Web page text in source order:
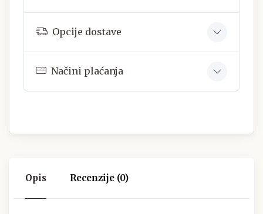
Opcije dostave
Načini plaćanja
Opis Recenzije (0)